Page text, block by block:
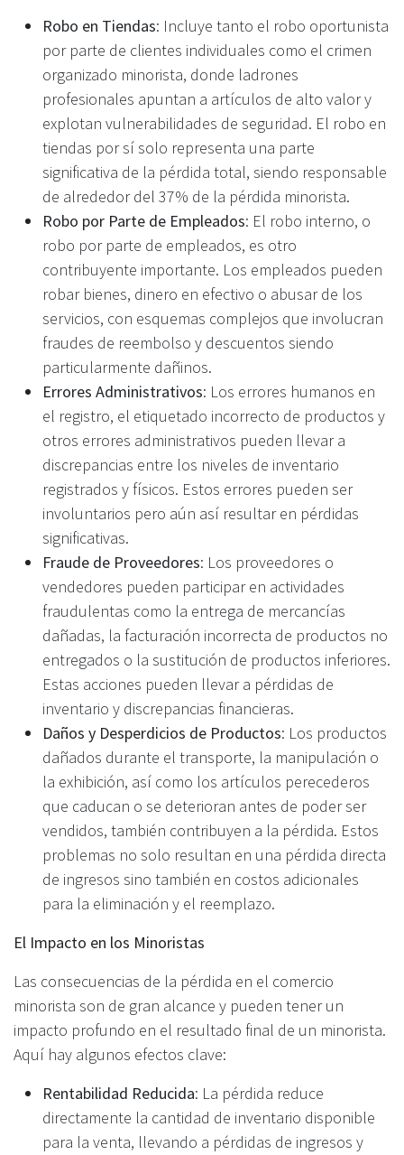
Robo en Tiendas: Incluye tanto el robo oportunista
por parte de clientes individuales como el crimen
organizado minorista, donde ladrones
profesionales apuntan a artículos de alto valor y
explotan vulnerabilidades de seguridad. El robo en
tiendas por sí solo representa una parte
significativa de la pérdida total, siendo responsable
de alrededor del 37% de la pérdida minorista.
Robo por Parte de Empleados: El robo interno, o
robo por parte de empleados, es otro
contribuyente importante. Los empleados pueden
robar bienes, dinero en efectivo o abusar de los
servicios, con esquemas complejos que involucran
fraudes de reembolso y descuentos siendo
particularmente dañinos.
Errores Administrativos: Los errores humanos en
el registro, el etiquetado incorrecto de productos y
otros errores administrativos pueden llevar a
discrepancias entre los niveles de inventario
registrados y físicos. Estos errores pueden ser
involuntarios pero aún así resultar en pérdidas
significativas.
Fraude de Proveedores: Los proveedores o
vendedores pueden participar en actividades
fraudulentas como la entrega de mercancías
dañadas, la facturación incorrecta de productos no
entregados o la sustitución de productos inferiores.
Estas acciones pueden llevar a pérdidas de
inventario y discrepancias financieras.
Daños y Desperdicios de Productos: Los productos
dañados durante el transporte, la manipulación o
la exhibición, así como los artículos perecederos
que caducan o se deterioran antes de poder ser
vendidos, también contribuyen a la pérdida. Estos
problemas no solo resultan en una pérdida directa
de ingresos sino también en costos adicionales
para la eliminación y el reemplazo.
El Impacto en los Minoristas
Las consecuencias de la pérdida en el comercio
minorista son de gran alcance y pueden tener un
impacto profundo en el resultado final de un minorista.
Aquí hay algunos efectos clave:
Rentabilidad Reducida: La pérdida reduce
directamente la cantidad de inventario disponible
para la venta, llevando a pérdidas de ingresos y